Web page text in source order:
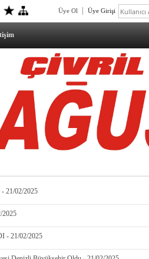
Üye Ol Üye Girişi
21/02/2025
2025
- 21/02/2025